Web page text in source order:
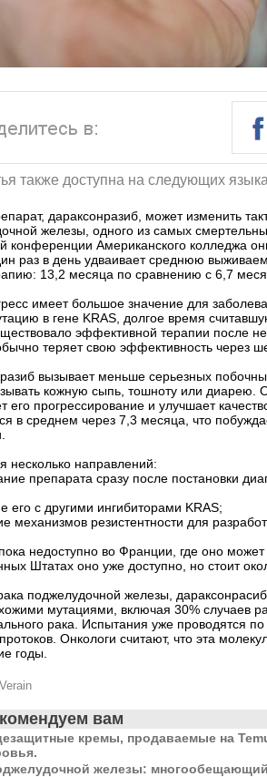
также доступна на следующих
дараксонразиб, может изменить
железы, одного из самых
конференции Американского колледжа
раз в день удваивает среднюю
13,2 месяца по сравнению с 6,7
имеет большое значение для
в гене KRAS, долгое время
эффективной терапии после
теряет свою эффективность через
вызывает меньше серьезных
кожную сыпь, тошноту или диарею.
его прогрессирование и улучшает
в среднем через 7,3 месяца, что
несколько направлений:
препарата сразу после постановки
его с другими ингибиторами KRAS;
механизмов резистентности для
недоступно во Франции, где оно
Штатах оно уже доступно, но стоит
поджелудочной железы,
мутациями, включая 30% случаев
рака. Испытания уже проводятся
Онкологи считают, что эта
годы.
вам
кремы, продаваемые на
железы: